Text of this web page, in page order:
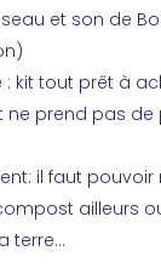
et son de
kit tout prêt à
ne prend pas de
il faut
ailleurs
terre…